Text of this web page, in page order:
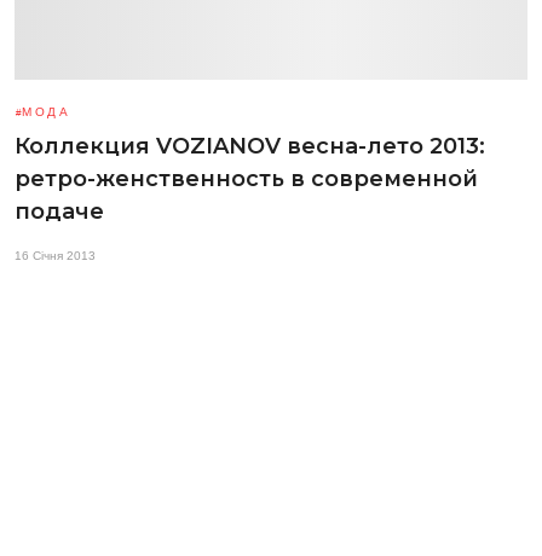
МОДА
Коллекция VOZIANOV весна-лето 2013:
ретро-женственность в современной
подаче
16 Січня 2013